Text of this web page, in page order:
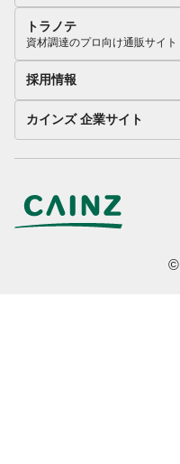
トラノテ
資材調達のプロ向け通販サイト
採用情報
カインズ 企業サイト
©